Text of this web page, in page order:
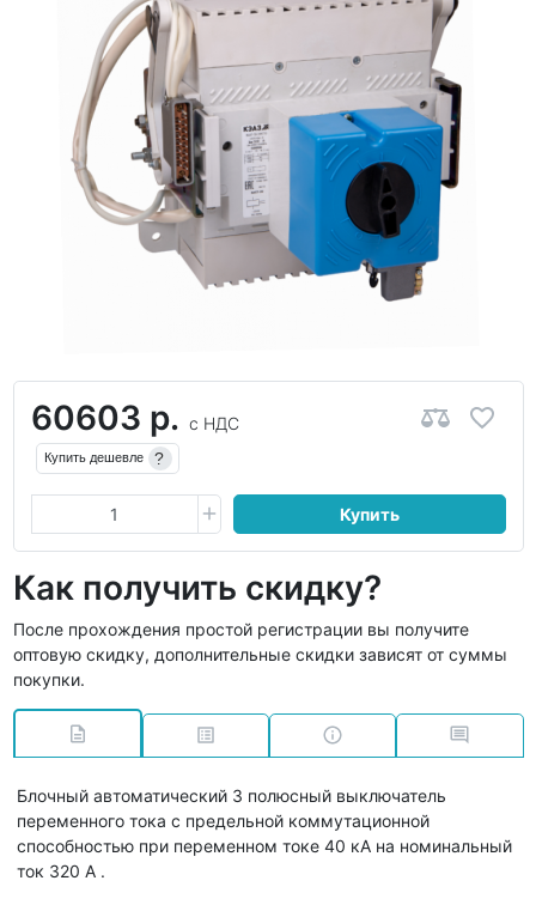
60603 р. с НДС
Купить дешевле ?
Купить
Как получить скидку?
После прохождения простой регистрации вы получите
оптовую скидку, дополнительные скидки зависят от суммы
покупки.
Блочный автоматический 3 полюсный выключатель
переменного тока с предельной коммутационной
способностью при переменном токе 40 кА на номинальный
ток 320 А .